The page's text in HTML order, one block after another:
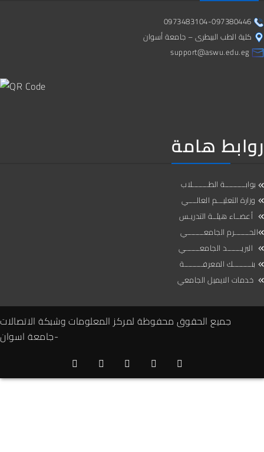
0973483104-097380446
support@aswu.edu.eg
روابط هامة
وزارة التعليـــم العالــــي
أعضــاء هيئــة التدريـس
الحـــــــرم الجامعــــــــي
البريـــــــد الجامعـــــــي
بنـــــــــك المعرفـــــــــة
جميع الحقوق محفوظة لمركز المعلومات وشبكة الاتصالات
-جامعة اسوان